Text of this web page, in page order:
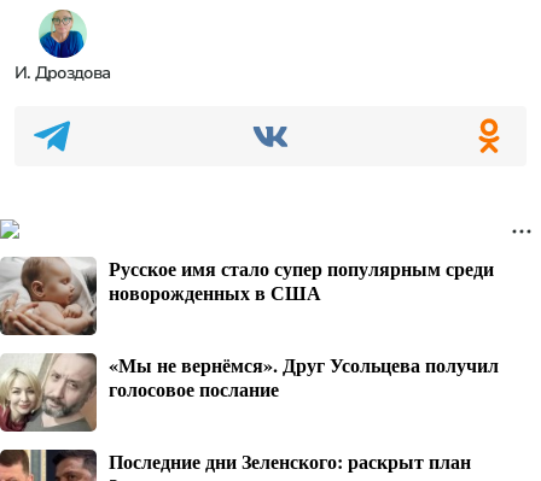
И. Дроздова
Русское имя стало супер популярным среди
новорожденных в США
«Мы не вернёмся». Друг Усольцева получил
голосовое послание
Последние дни Зеленского: раскрыт план